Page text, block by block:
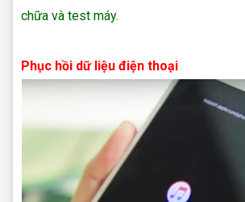
chữa và test máy.
Phục hồi dữ liệu điện thoại